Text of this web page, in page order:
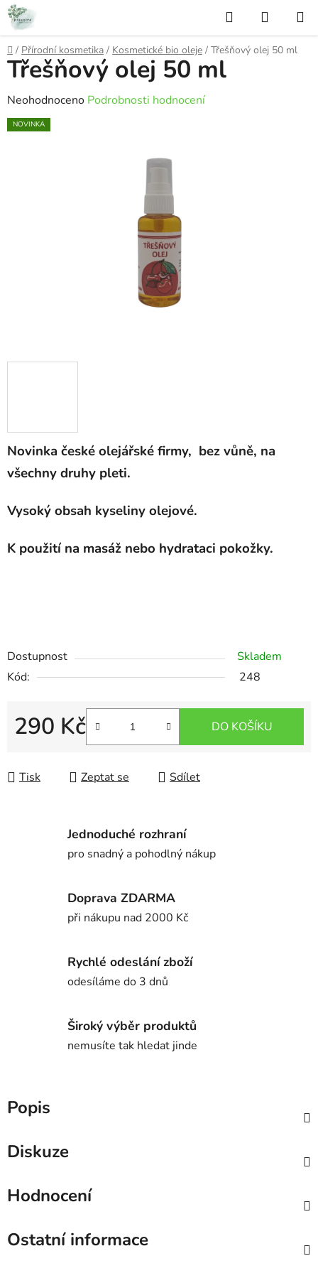
Přejít
na
obsah
Hledat
KOŠÍK
Domů
/ Přírodní kosmetika / Kosmetické bio oleje / Třešňový olej 50 ml
Novinka české olejářské firmy, bez vůně, na
všechny druhy pleti.
Vysoký obsah kyseliny olejové.
K použití na masáž nebo hydrataci pokožky.
Dostupnost
Skladem
Kód:
248
290 Kč DO KOŠÍKU
Tisk Zeptat se Sdílet
Třešňový olej 50 ml
Průměrné
hodnocení
Neohodnoceno Podrobnosti hodnocení
NOVINKA
Jednoduché rozhraní
pro snadný a pohodlný nákup
Doprava ZDARMA
při nákupu nad 2000 Kč
Rychlé odeslání zboží
odesíláme do 3 dnů
Široký výběr produktů
nemusíte tak hledat jinde
Popis
Diskuze
Hodnocení
Ostatní informace